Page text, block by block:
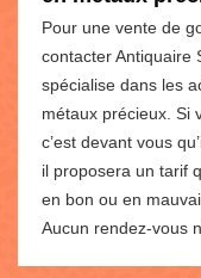
Pour une vente de
contacter Antiquaire
spécialise dans les
métaux précieux. Si
c’est devant vous
il proposera un tarif
en bon ou en
Aucun rendez-vous